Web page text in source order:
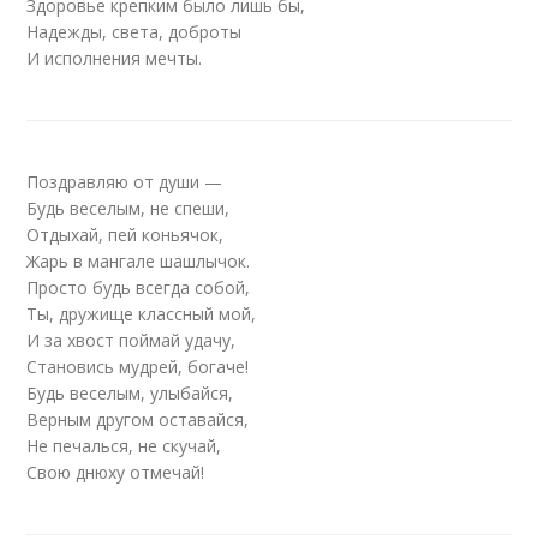
Здоровье крепким было лишь бы,
Надежды, света, доброты
И исполнения мечты.
Поздравляю от души —
Будь веселым, не спеши,
Отдыхай, пей коньячок,
Жарь в мангале шашлычок.
Просто будь всегда собой,
Ты, дружище классный мой,
И за хвост поймай удачу,
Становись мудрей, богаче!
Будь веселым, улыбайся,
Верным другом оставайся,
Не печалься, не скучай,
Свою днюху отмечай!